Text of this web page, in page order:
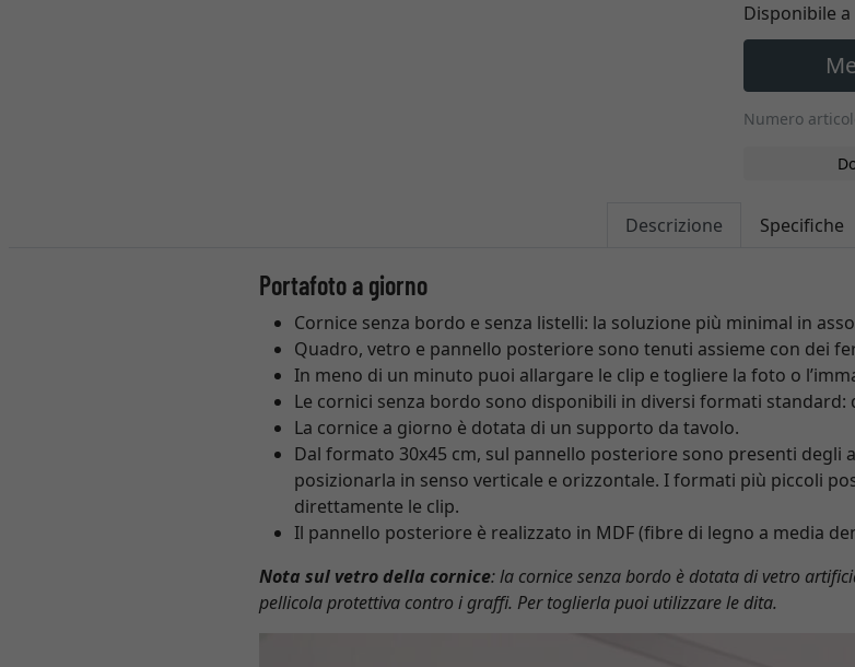
Disponibile
Numero
Descrizione Specifiche
Portafoto a giorno
Cornice senza bordo e senza listelli: la soluzione più minimal in
Quadro, vetro e pannello posteriore sono tenuti assieme con dei
In meno di un minuto puoi allargare le clip e togliere la foto o
Le cornici senza bordo sono disponibili in diversi formati standard:
La cornice a giorno è dotata di un supporto da tavolo.
Dal formato 30x45 cm, sul pannello posteriore sono presenti degli
posizionarla in senso verticale e orizzontale. I formati più piccoli
direttamente le clip.
Il pannello posteriore è realizzato in MDF (fibre di legno a media
Nota sul vetro della cornice: la cornice senza bordo è dotata di vetro
pellicola protettiva contro i graffi. Per toglierla puoi utilizzare le dita.